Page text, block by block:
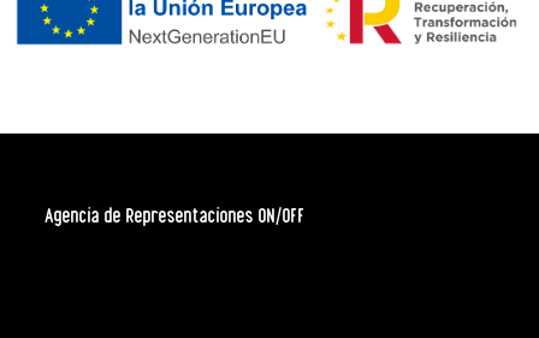
Agencia de Representaciones ON/OFF